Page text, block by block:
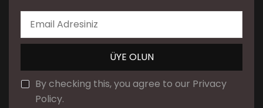
By checking this, you agree to our Privacy
Policy.